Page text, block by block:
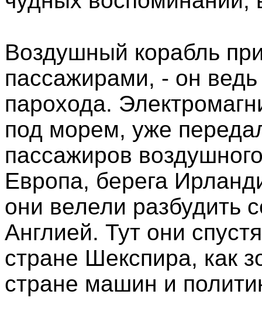
Воздушный корабль
пассажирами, - он
парохода.
под морем, уже
пассажиров
Европа, берега
они велели разбудить
Англией. Тут они
стране Шекспира, как
стране машин и